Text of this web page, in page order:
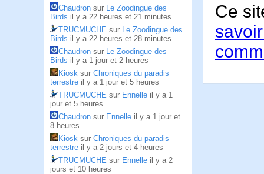
Chaudron sur Le Zoodingue des
Birds il y a 22 heures et 21 minutes
TRUCMUCHE sur Le Zoodingue des
Birds il y a 22 heures et 28 minutes
Chaudron sur Le Zoodingue des
Birds il y a 1 jour et 2 heures
Kiosk sur Chroniques du paradis
terrestre il y a 1 jour et 5 heures
TRUCMUCHE sur Ennelle il y a 1
jour et 5 heures
Chaudron sur Ennelle il y a 1 jour et
8 heures
Kiosk sur Chroniques du paradis
terrestre il y a 2 jours et 4 heures
TRUCMUCHE sur Ennelle il y a 2
jours et 10 heures
Ce